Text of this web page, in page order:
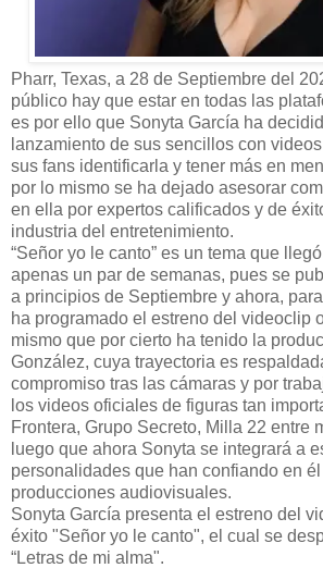
Pharr, Texas, a 28 de Septiembre del
público hay que estar en todas las
es por ello que Sonyta García ha
lanzamiento de sus sencillos con
sus fans identificarla y tener más en
por lo mismo se ha dejado asesorar
en ella por expertos calificados y de
industria del entretenimiento.
“Señor yo le canto” es un tema que
apenas un par de semanas, pues se
a principios de Septiembre y ahora,
ha programado el estreno del videoclip
mismo que por cierto ha tenido la
González, cuya trayectoria es
compromiso tras las cámaras y por
los videos oficiales de figuras tan
Frontera, Grupo Secreto, Milla 22 entre
luego que ahora Sonyta se integrará a
personalidades que han confiando en
producciones audiovisuales.
Sonyta García presenta el estreno del
éxito "Señor yo le canto", el cual se
“Letras de mi alma".